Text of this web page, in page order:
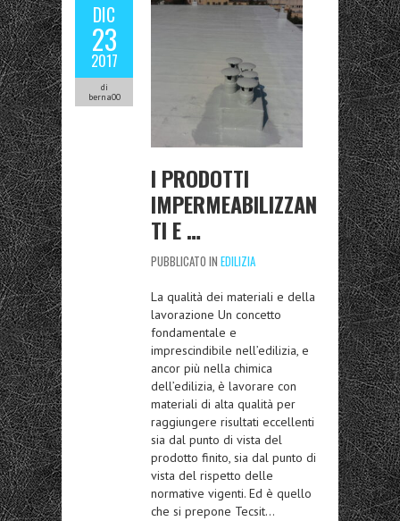
DIC
23
2017
di
berna00
I PRODOTTI
IMPERMEABILIZZAN
TI E …
PUBBLICATO IN EDILIZIA
La qualità dei materiali e della
lavorazione Un concetto
fondamentale e
imprescindibile nell’edilizia, e
ancor più nella chimica
dell’edilizia, è lavorare con
materiali di alta qualità per
raggiungere risultati eccellenti
sia dal punto di vista del
prodotto finito, sia dal punto di
vista del rispetto delle
normative vigenti. Ed è quello
che si prepone Tecsit…